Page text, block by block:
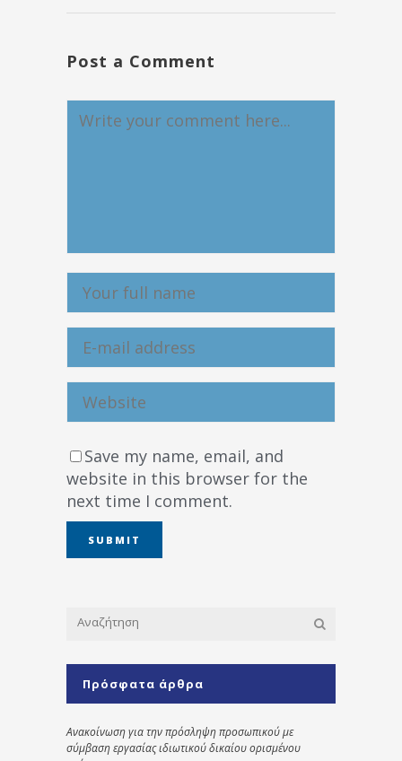
Post a Comment
Save my name, email, and
website in this browser for the
next time I comment.
Πρόσφατα άρθρα
Ανακοίνωση για την πρόσληψη προσωπικού με
σύμβαση εργασίας ιδιωτικού δικαίου ορισμένου